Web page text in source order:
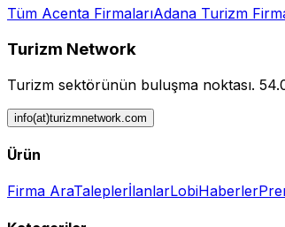
Tüm Acenta FirmalarıAdana Turizm
Turizm Network
Turizm sektörünün buluşma noktası.
info(at)turizmnetwork.com
Ürün
Firma AraTaleplerİlanlarLobiHaberler